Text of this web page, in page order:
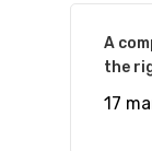
A
the
17